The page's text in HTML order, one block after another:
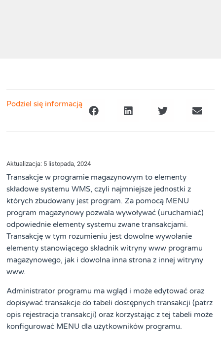
Podziel się informacją
Aktualizacja: 5 listopada, 2024
Transakcje w programie magazynowym to elementy
składowe systemu WMS, czyli najmniejsze jednostki z
których zbudowany jest program. Za pomocą MENU
program magazynowy pozwala wywoływać (uruchamiać)
odpowiednie elementy systemu zwane transakcjami.
Transakcję w tym rozumieniu jest dowolne wywołanie
elementy stanowiącego składnik witryny www programu
magazynowego, jak i dowolna inna strona z innej witryny
www.
Administrator programu ma wgląd i może edytować oraz
dopisywać transakcje do tabeli dostępnych transakcji (patrz
opis rejestracja transakcji) oraz korzystając z tej tabeli może
konfigurować MENU dla użytkowników programu.